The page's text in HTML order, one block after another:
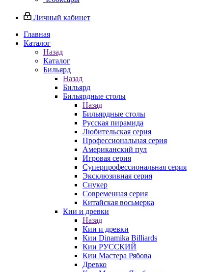
Личный кабинет
Главная
Каталог
Назад
Каталог
Бильярд
Назад
Бильярд
Бильярдные столы
Назад
Бильярдные столы
Русская пирамида
Любительская серия
Профессиональная серия
Американский пул
Игровая серия
Суперпрофессиональная серия
Эксклюзивная серия
Снукер
Современная серия
Китайская восьмерка
Кии и древки
Назад
Кии и древки
Кии Dinamika Billiards
Кии РУССКИЙ
Кии Мастера Рябова
Древко